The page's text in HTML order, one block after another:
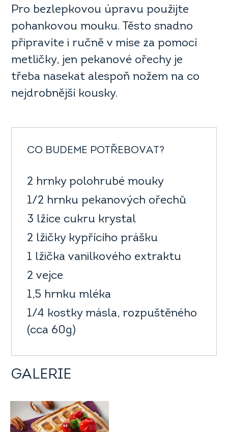
Pro bezlepkovou úpravu použijte
pohankovou mouku. Těsto snadno
připravíte i ručně v míse za pomocí
metličky, jen pekanové ořechy je
třeba nasekat alespoň nožem na co
nejdrobnější kousky.
CO BUDEME POTŘEBOVAT?
2 hrnky polohrubé mouky
1/2 hrnku pekanových ořechů
3 lžíce cukru krystal
2 lžičky kypřícího prášku
1 lžička vanilkového extraktu
2 vejce
1,5 hrnku mléka
1/4 kostky másla, rozpuštěného
(cca 60g)
GALERIE